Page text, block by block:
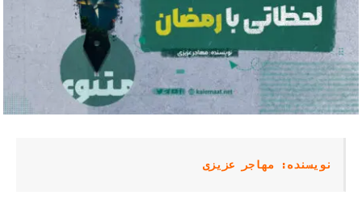
نویسنده: مهاجر عزیزی